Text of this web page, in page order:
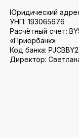
Юридический
УНП: 193065676
Расчётный счет:
«Приорбанк»
Код банка:
Директор: